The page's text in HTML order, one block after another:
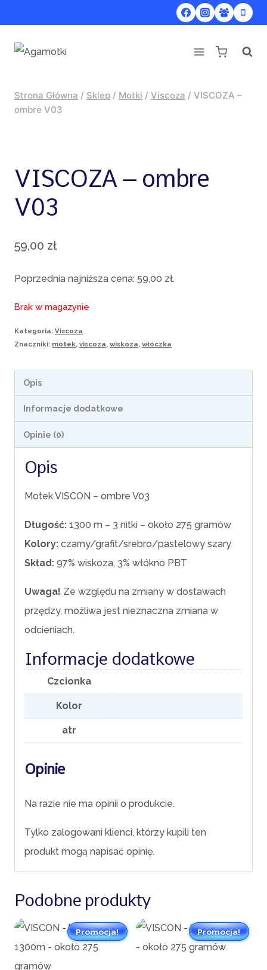
do
treści
Strona Główna / Sklep / Motki / Viscoza / VISCOZA –
ombre V03
VISCOZA – ombre
V03
59,00 zł
Poprzednia najniższa cena: 59,00 zł.
Brak w magazynie
Kategoria: Viscoza
Znaczniki: motek, viscoza, wiskoza, włóczka
Opis
Informacje dodatkowe
Opinie (0)
Opis
Motek VISCON – ombre V03
Długość: 1300 m – 3 nitki – około 275 gramów
Kolory: czarny/grafit/srebro/pastelowy szary
Skład: 97% wiskoza, 3% włókno PBT
Uwaga! Ze względu na zmiany w dostawach
przędzy, możliwa jest nieznaczna zmiana w
odcieniach.
Informacje dodatkowe
Czcionka
Kolor
atr
Opinie
Na razie nie ma opinii o produkcie.
Tylko zalogowani klienci, którzy kupili ten
produkt mogą napisać opinię.
Podobne produkty
Promocja! Promocja!